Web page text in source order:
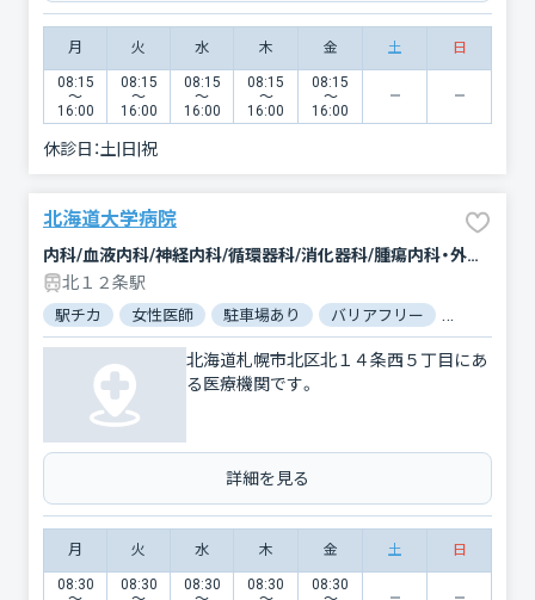
月 火 水 木 金 土 日
08:15
〜
16:00
08:15
〜
16:00
08:15
〜
16:00
08:15
〜
16:00
08:15
〜
16:00
休診日：土|日|祝
北海道大学病院
内科/血液内科/神経内科/循環器科/消化器科/腫瘍内科・外科/脳神経外科/呼吸器外科/乳腺外科/整形外科/形成外科/小児科/小児外科/産科/婦人科/眼科/耳鼻咽喉科/皮膚科/泌尿器科/精神科・神経科/歯科/矯正歯科/歯科口腔外科/小児歯科/リハビリテーション/放射線科/臨床検査・病理診断/救急科/麻酔科
北１２条駅
駅チカ 女性医師 駐車場あり バリアフリー
北海道札幌市北区北１４条西５丁目にあ
る医療機関です。
詳細を見る
月 火 水 木 金 土 日
08:30
08:30
08:30
08:30
08:30